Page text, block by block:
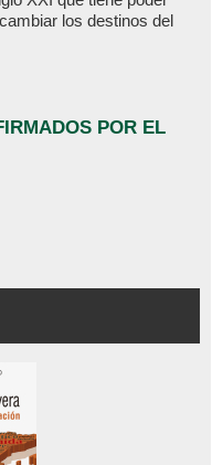
los destinos del
POR EL